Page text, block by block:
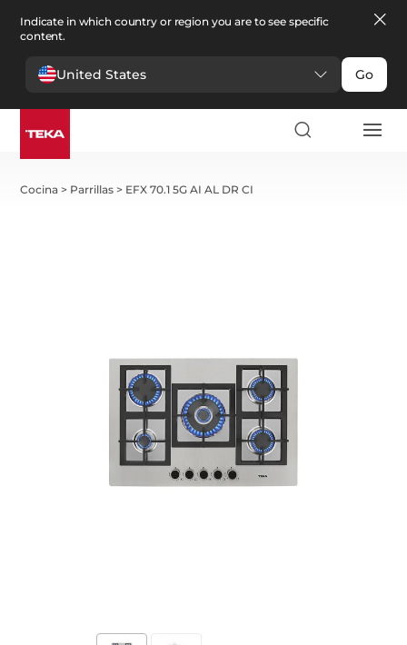
Indicate in which country or region you are to see specific
content.
United States Go
Cocina > Parrillas > EFX 70.1 5G AI AL DR CI